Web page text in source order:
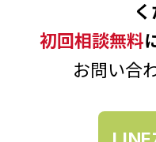
初回相談無料
お問い合